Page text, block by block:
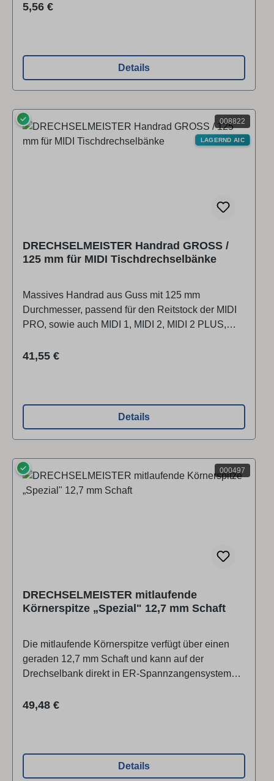
Regulärer Preis:
5,56 €
Details
008822
✓
LAGERND AIC
DRECHSELMEISTER Handrad GROSS /
125 mm für MIDI Tischdrechselbänke
Massives Handrad aus Guss mit 125 mm
Durchmesser, passend für den Reitstock der MIDI
PRO, sowie auch MIDI 1, MIDI 2, MIDI 2 PLUS,
Kraftübertragung z.B. beim Bohren mit größeren
Innensechskantschrauben fixiert. Technische
Daten:Außen-Ø ca. 125 mmMaterial Grauguss /
verchromtKurbel, frei drehend gelagertGewicht ca.
1 kg Technische Daten Außen-Ø ca. 125
mmMaterial Grauguss / verchromtKurbel, frei
drehend gelagertGewicht ca. 1 kg Marke /
Regulärer Preis:
41,55 €
Details
000497
✓
DRECHSELMEISTER mitlaufende
Körnerspitze „Spezial" 12,7 mm Schaft
Die mitlaufende Körnerspitze verfügt über einen
geraden 12,7 mm Schaft und kann auf der
Drechselbank direkt in ER-Spannzangensysteme
werden. Die Körnerspitze ist dreifach gelagert und
einer DRECHSELMEISTER Reitstock-Bohrpinole
ER25. Wird nach einem Bohrvorgang mit
Regulärer Preis:
49,48 €
Details